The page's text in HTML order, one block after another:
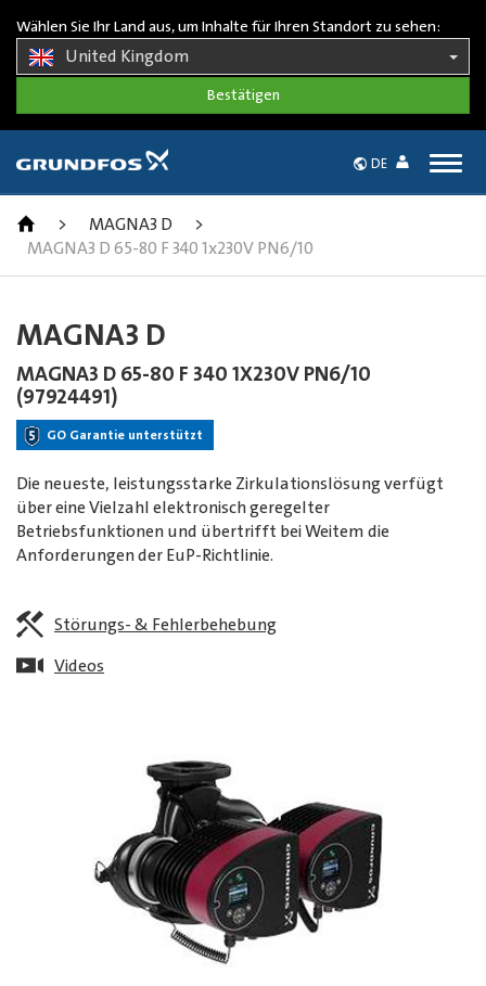
Wählen Sie Ihr Land aus, um Inhalte für Ihren Standort zu sehen:
United Kingdom
DE
> MAGNA3 D
>
MAGNA3 D 65-80 F 340 1x230V PN6/10
MAGNA3 D
MAGNA3 D 65-80 F 340 1X230V PN6/10
(97924491)
GO Garantie unterstützt
Die neueste, leistungsstarke Zirkulationslösung verfügt
über eine Vielzahl elektronisch geregelter
Betriebsfunktionen und übertrifft bei Weitem die
Anforderungen der EuP-Richtlinie.
Störungs- & Fehlerbehebung
Videos